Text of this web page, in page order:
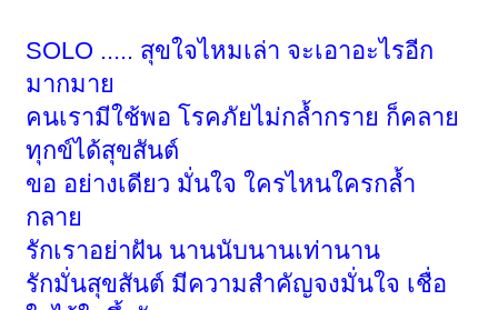
SOLO ..... สุขใจไหมเล่า จะเอาอะไรอีก
มากมาย
คนเรามีใช้พอ โรคภัยไม่กล้ำกราย ก็คลาย
ทุกข์ได้สุขสันต์
ขอ อย่างเดียว มั่นใจ ใครไหนใครกล้ำ
กลาย
รักเราอย่าฝัน นานนับนานเท่านาน
รักมั่นสุขสันต์ มีความสำคัญจงมั่นใจ เชื่อ